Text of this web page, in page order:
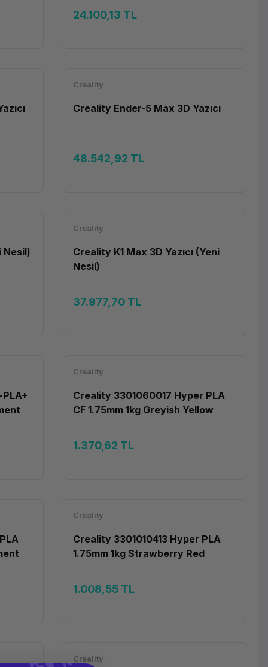
24.100,13 TL
Creality
Creality Ender-5 Max 3D Yazıcı
48.542,92 TL
Nesil)
Creality
Creality K1 Max 3D Yazıcı (Yeni
Nesil)
37.977,70 TL
Creality
Creality 3301060017 Hyper PLA
CF 1.75mm 1kg Greyish Yellow
1.370,62 TL
Creality
Creality 3301010413 Hyper PLA
1.75mm 1kg Strawberry Red
1.008,55 TL
Creality